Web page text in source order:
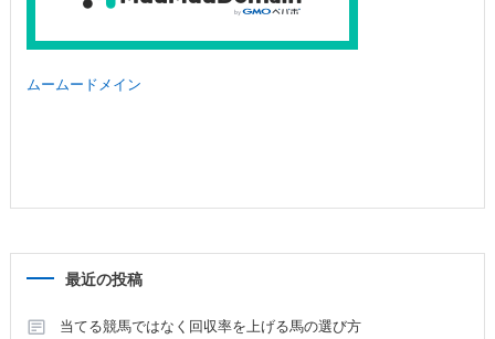
ムームードメイン
最近の投稿
当てる競馬ではなく回収率を上げる馬の選び方